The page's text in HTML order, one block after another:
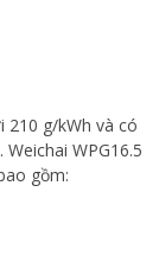
210 g/kWh và có
WPG16.5
gồm: